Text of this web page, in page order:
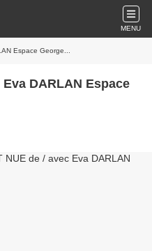
MENU
Espace George...